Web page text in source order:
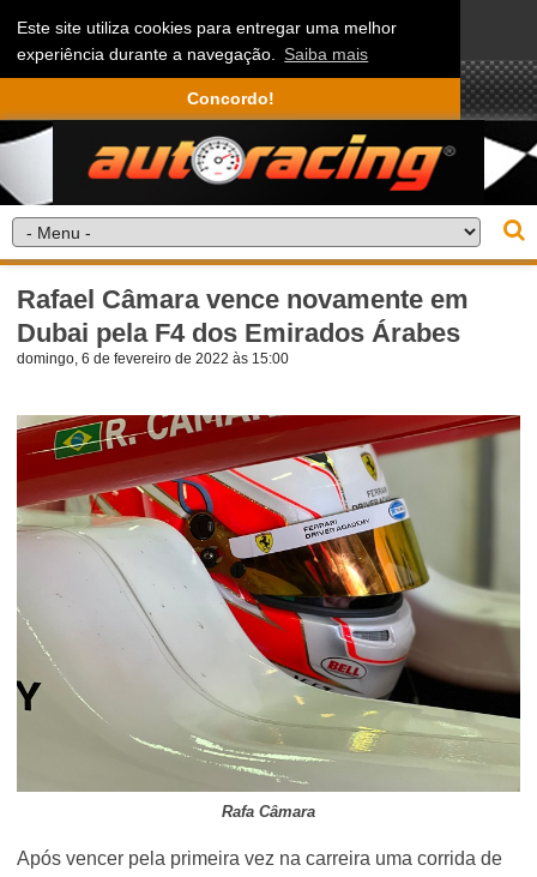
Este site utiliza cookies para entregar uma melhor
experiência durante a navegação. Saiba mais
Concordo!
Rafael Câmara vence novamente em
Dubai pela F4 dos Emirados Árabes
domingo, 6 de fevereiro de 2022 às 15:00
Rafa Câmara
Após vencer pela primeira vez na carreira uma corrida de